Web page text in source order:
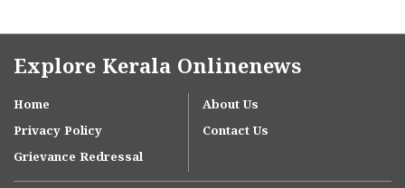
Explore Kerala Onlinenews
Home
About Us
Privacy Policy
Contact Us
Grievance Redressal